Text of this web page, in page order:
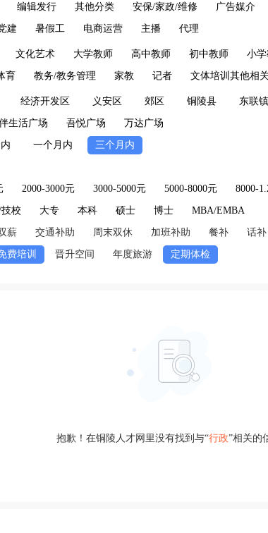
编辑发行 其他分类 安保/家政/维修 广告媒介
建 暑假工 电商运营 主播 代理
文化艺术 大学教师 高中教师 初中教师 小
育 教务/教务管理 家教 记者 文体培训其他相
经济开发区 义安区 郊区 铜陵县 东联镇
生活广场 吾悦广场 万达广场
一个月内 三个月内
2000-3000元 3000-5000元 5000-8000元 8000-
校 大专 本科 硕士 博士 MBA/EMBA
薪 交通补助 周末双休 加班补助 餐补 话补
费培训 晋升空间 年度旅游 定期体检
抱歉！在铜陵人才网里没有找到与“行政”相关的